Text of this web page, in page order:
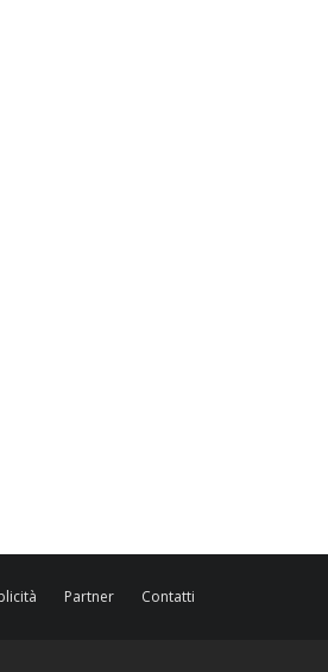
Partner Contatti